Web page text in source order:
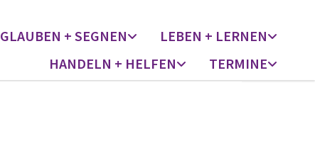
GLAUBEN + SEGNEN
LEBEN + LERNEN
HANDELN + HELFEN
TERMINE